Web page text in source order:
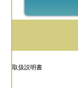
取扱説明書